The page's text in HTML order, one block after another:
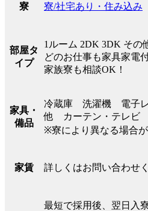
寮 寮/社宅あり・住み込み
部屋タ
イプ
1ルーム 2DK 3DK その
どのお仕事も家具家電
家族寮も相談OK！
家具・
備品
冷蔵庫 洗濯機 電子
他 カーテン・テレビ
※寮により異なる場合が
家賃 詳しくはお問い合わせ
最短で採用後、翌日入